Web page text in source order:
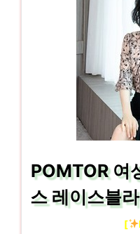
POMTOR 여
스 레이스블
[